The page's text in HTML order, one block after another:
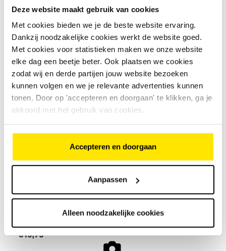
Deze website maakt gebruik van cookies
Met cookies bieden we je de beste website ervaring.
Dankzij noodzakelijke cookies werkt de website goed.
Met cookies voor statistieken maken we onze website
elke dag een beetje beter. Ook plaatsen we cookies
zodat wij en derde partijen jouw website bezoeken
kunnen volgen en we je relevante advertenties kunnen
tonen. Door op 'accepteren en doorgaan' te klikken, ga je
akkoord met het gebruik van cookies.
Accepteren en doorgaan
Aanpassen
Alleen noodzakelijke cookies
Geïntegreerd KinetiCore systeem
roterende impacten
systeem zorgen voor perfecte
pasvorm
en brillenclips voor extra comfort
€99 95
Bekijk model
Abus Toplight regenhoes helm
€15,95
zichtbaarheid in het donker
voor betere zichtbaarheid bij
€15,95